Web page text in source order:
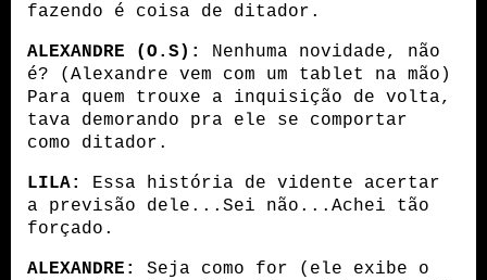
fazendo é coisa de ditador.
ALEXANDRE (O.S):
Nenhuma novidade, não
é? (Alexandre vem com um tablet na mão)
Para quem trouxe a inquisição de volta,
tava demorando pra ele se comportar
como ditador.
LILA:
Essa história de vidente acertar
a previsão dele...Sei não...Achei tão
forçado.
ALEXANDRE:
Seja como for (ele exibe o